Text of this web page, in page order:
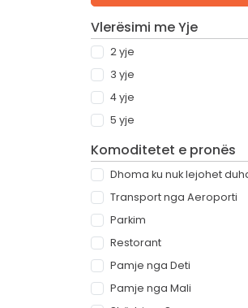
Vlerësimi me Yje
2 yje
3 yje
4 yje
5 yje
Komoditetet e pronës
Dhoma ku nuk lejohet
Transport nga Aeroporti
Parkim
Restorant
Pamje nga Deti
Pamje nga Mali